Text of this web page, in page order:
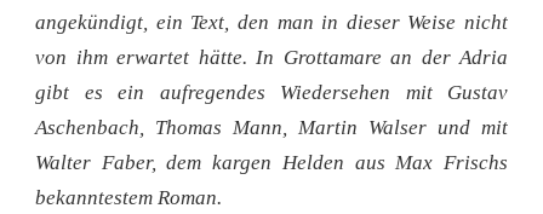
angekündigt, ein Text, den man in dieser Weise nicht
von ihm erwartet hätte. In Grottamare an der Adria
gibt es ein aufregendes Wiedersehen mit Gustav
Aschenbach, Thomas Mann, Martin Walser und mit
Walter Faber, dem kargen Helden aus Max Frischs
bekanntestem Roman.